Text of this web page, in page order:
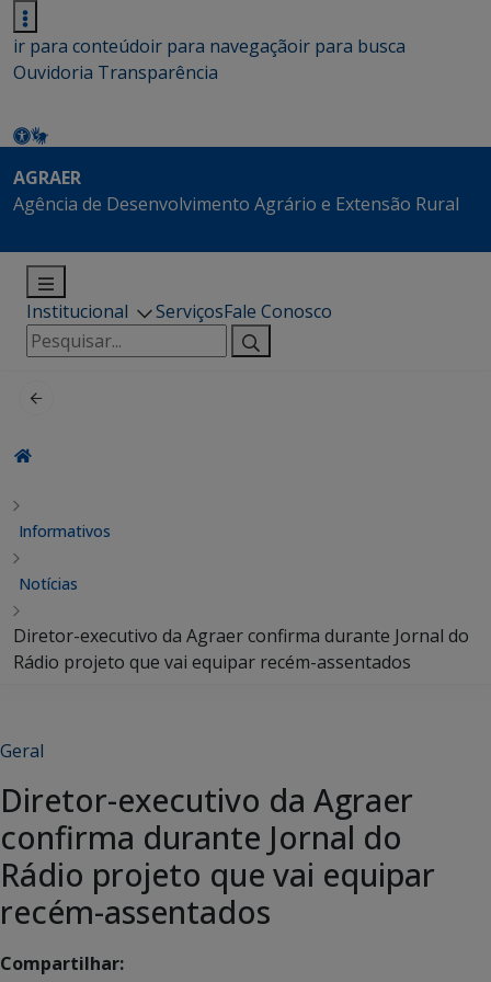
ir para conteúdoir para navegaçãoir para busca
Ouvidoria Transparência
AGRAER
Agência de Desenvolvimento Agrário e Extensão Rural
Institucional ServiçosFale Conosco
Pesquisar
por:
Informativos
Notícias
Diretor-executivo da Agraer confirma durante Jornal do
Rádio projeto que vai equipar recém-assentados
Geral
Diretor-executivo da Agraer
confirma durante Jornal do
Rádio projeto que vai equipar
recém-assentados
Compartilhar: